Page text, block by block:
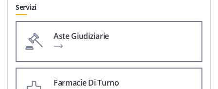
Servizi
Aste Giudiziarie
Farmacie Di Turno